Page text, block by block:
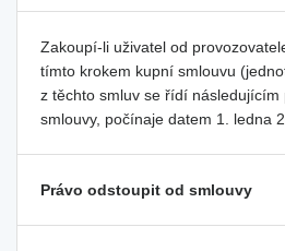
Zakoupí-li uživatel od
tímto krokem kupní smlouvu
z těchto smluv se řídí následujícím
smlouvy, počínaje datem 1. ledna
Právo odstoupit od smlouvy